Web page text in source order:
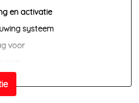
en activatie
systeem
voor
met stop&go en